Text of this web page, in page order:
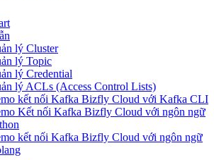
lý Cluster
lý Topic
lý Credential
lý ACLs (Access Control Lists)
kết nối Kafka Bizfly Cloud với Kafka CLI
Kết nối Kafka Bizfly Cloud với ngôn ngữ
kết nối Kafka Bizfly Cloud với ngôn ngữ